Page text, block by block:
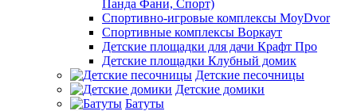
Панда Фани, Спорт)
Спортивно-игровые комплексы MoyDvor
Спортивные комплексы Воркаут
Детские площадки для дачи Крафт Про
Детские площадки Клубный домик
Детские песочницы
Детские домики
Батуты